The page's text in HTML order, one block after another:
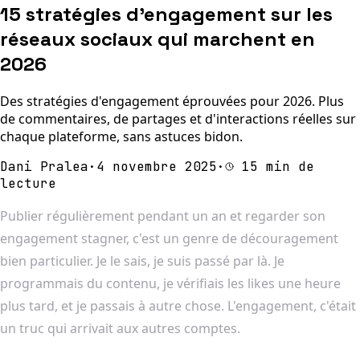
15 stratégies d'engagement sur les
réseaux sociaux qui marchent en
2026
Des stratégies d'engagement éprouvées pour 2026. Plus
de commentaires, de partages et d'interactions réelles sur
chaque plateforme, sans astuces bidon.
Dani Pralea· 4 novembre 2025·
15 min de
lecture
Publier régulièrement pendant un an et regarder son
engagement stagner, c'est un genre de découragement
bien particulier. Je le sais, je suis passé par là. Je
programmais du contenu, je vérifiais les likes une heure
plus tard, et je passais à autre chose. L'engagement, c'était
un truc qui arrivait aux autres comptes.